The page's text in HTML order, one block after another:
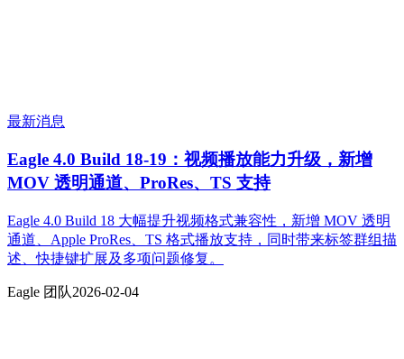
最新消息
Eagle 4.0 Build 18-19：视频播放能力升级，新增
MOV 透明通道、ProRes、TS 支持
Eagle 4.0 Build 18 大幅提升视频格式兼容性，新增 MOV 透明
通道、Apple ProRes、TS 格式播放支持，同时带来标签群组描
述、快捷键扩展及多项问题修复。
Eagle 团队2026-02-04